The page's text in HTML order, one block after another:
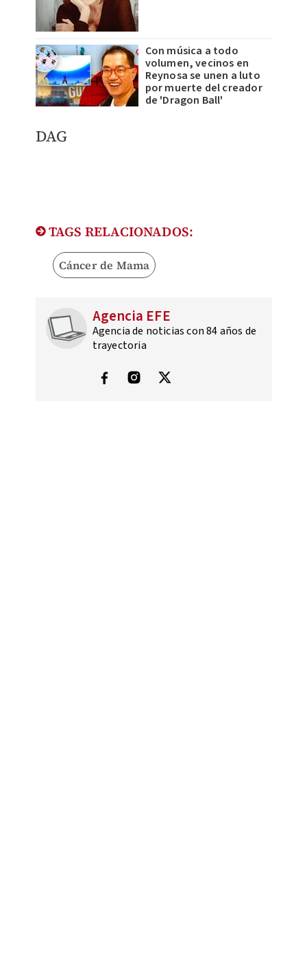
Con música a todo
volumen, vecinos en
Reynosa se unen a luto
por muerte del creador
de 'Dragon Ball'
DAG
TAGS RELACIONADOS:
Cáncer de Mama
Agencia EFE
Agencia de noticias con 84 años de
trayectoria